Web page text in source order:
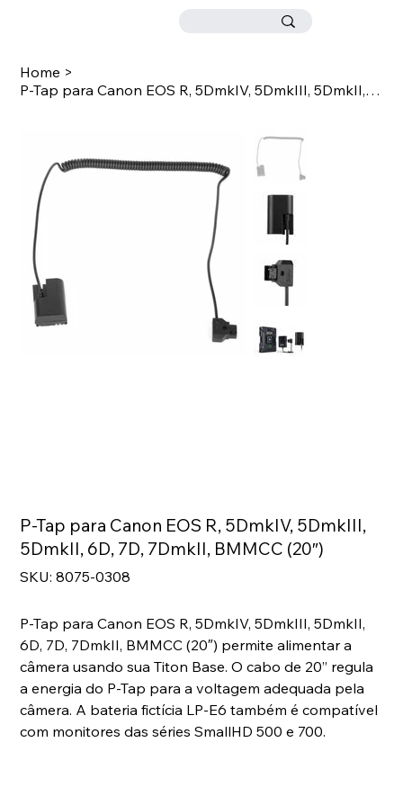
Home >
P-Tap para Canon EOS R, 5DmkIV, 5DmkIII, 5DmkII, 6D, 7D, 7DmkII, BMMCC (20″)
P-Tap para Canon EOS R, 5DmkIV, 5DmkIII,
5DmkII, 6D, 7D, 7DmkII, BMMCC (20″)
SKU: SKU
8075-
8075-0308
P-Tap para Canon EOS R, 5DmkIV, 5DmkIII, 5DmkII,
6D, 7D, 7DmkII, BMMCC (20″) permite alimentar a
câmera usando sua Titon Base. O cabo de 20” regula
a energia do P-Tap para a voltagem adequada pela
câmera. A bateria fictícia LP-E6 também é compatível
com monitores das séries SmallHD 500 e 700.